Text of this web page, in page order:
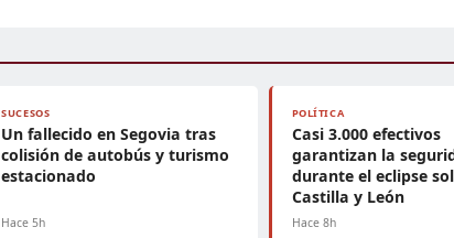
SUCESOS
Un fallecido en Segovia tras
colisión de autobús y turismo
estacionado
Hace 5h
POLÍTICA
Casi 3.000 efectivos
garantizan la
durante el eclipse
Castilla y León
Hace 8h